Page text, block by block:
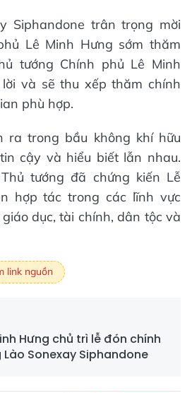
Siphandone trân trọng mời
Lê Minh Hưng sớm thăm
tướng Chính phủ Lê Minh
và sẽ thu xếp thăm chính
phù hợp.
ra trong bầu không khí hữu
cậy và hiểu biết lẫn nhau.
tướng đã chứng kiến Lễ
hợp tác trong các lĩnh vực
dục, tài chính, dân tộc và
link nguồn
Hưng chủ trì lễ đón chính
Sonexay Siphandone